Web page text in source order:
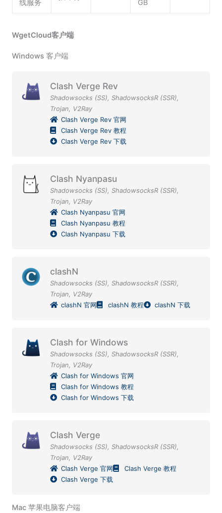
线服务 GB
WgetCloud客户端
Windows 客户端
Clash Verge Rev
Shadowsocks (SS), ShadowsocksR (SSR),
Trojan, V2Ray
Clash Verge Rev 官网
Clash Verge Rev 教程
Clash Verge Rev 下载
Clash Nyanpasu
Shadowsocks (SS), ShadowsocksR (SSR),
Trojan, V2Ray
Clash Nyanpasu 官网
Clash Nyanpasu 教程
Clash Nyanpasu 下载
clashN
Shadowsocks (SS), ShadowsocksR (SSR),
Trojan, V2Ray
clashN 官网
clashN 教程 clashN 下载
Clash for Windows
Shadowsocks (SS), ShadowsocksR (SSR),
Trojan, V2Ray
Clash for Windows 官网
Clash for Windows 教程
Clash for Windows 下载
Clash Verge
Shadowsocks (SS), ShadowsocksR (SSR),
Trojan, V2Ray
Clash Verge 官网
Clash Verge 教程
Clash Verge 下载
Mac 苹果电脑客户端